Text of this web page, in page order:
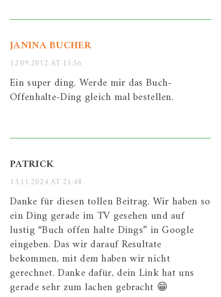
JANINA BUCHER
12.09.2012 AT 15:56
Ein super ding. Werde mir das Buch-
Offenhalte-Ding gleich mal bestellen.
PATRICK
13.11.2024 AT 21:48
Danke für diesen tollen Beitrag. Wir haben so
ein Ding gerade im TV gesehen und auf
lustig “Buch offen halte Dings” in Google
eingeben. Das wir darauf Resultate
bekommen, mit dem haben wir nicht
gerechnet. Danke dafür, dein Link hat uns
gerade sehr zum lachen gebracht 😁